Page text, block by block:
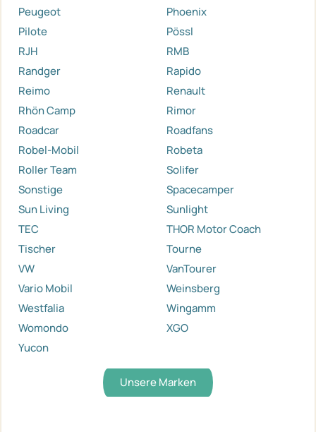
Peugeot
Phoenix
Pilote
Pössl
RJH
RMB
Randger
Rapido
Reimo
Renault
Rhön Camp
Rimor
Roadcar
Roadfans
Robel-Mobil
Robeta
Roller Team
Solifer
Sonstige
Spacecamper
Sun Living
Sunlight
TEC
THOR Motor Coach
Tischer
Tourne
VW
VanTourer
Vario Mobil
Weinsberg
Westfalia
Wingamm
Womondo
XGO
Yucon
Unsere Marken